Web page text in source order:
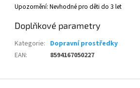
Upozornění: Nevhodné pro děti do 3 let
Doplňkové parametry
Kategorie: Dopravní prostředky
EAN: 8594167050227